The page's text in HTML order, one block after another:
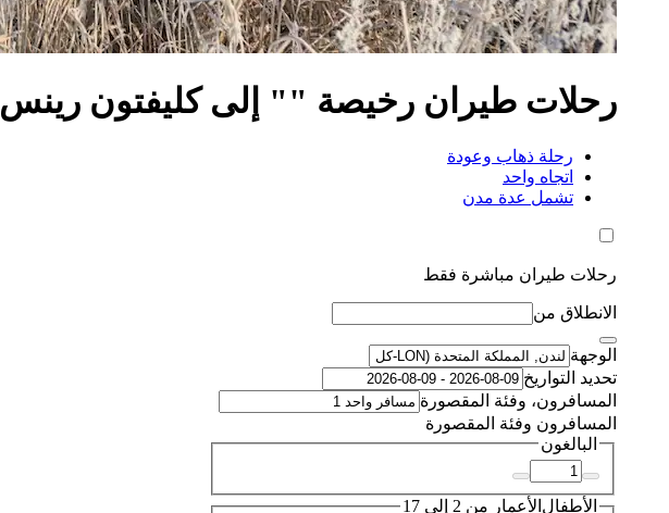
رحلات طيران رخيصة "" إلى كليفتون رينس
رحلة ذهاب وعودة
اتجاه واحد
تشمل عدة مدن
رحلات طيران مباشرة فقط
الانطلاق من
الوجهة
تحديد التواريخ
المسافرون، وفئة المقصورة
المسافرون وفئة المقصورة
البالغون
الأطفال الأعمار من 2 إلى 17